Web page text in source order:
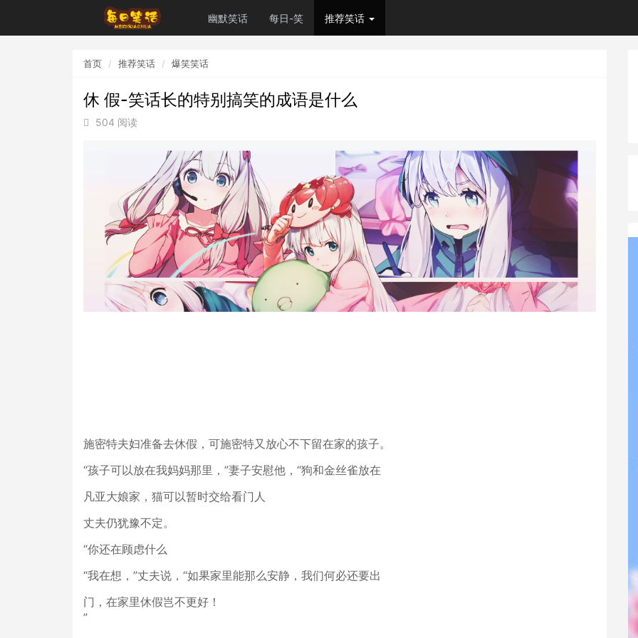
幽默笑话 每日-笑 推荐笑话
首页 推荐笑话 爆笑笑话
休 假-笑话长的特别搞笑的成语是什么
504 阅读
施密特夫妇准备去休假，可施密特又放心不下留在家的孩子。
“孩子可以放在我妈妈那里，”妻子安慰他，“狗和金丝雀放在
凡亚大娘家，猫可以暂时交给看门人
丈夫仍犹豫不定。
“你还在顾虑什么
“我在想，”丈夫说，“如果家里能那么安静，我们何必还要出
门，在家里休假岂不更好！
”